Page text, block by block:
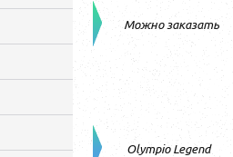
Можно заказать
Olympio Legend